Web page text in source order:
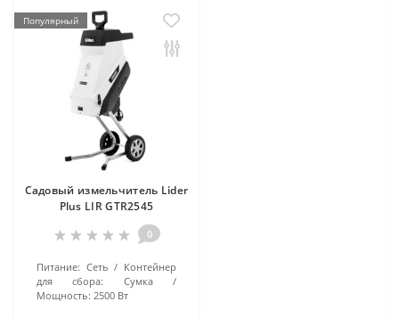
Популярный
Садовый измельчитель Lider
Plus LIR GTR2545
0
Питание: Сеть
Контейнер
для сбора:
Сумка
Мощность: 2500 Вт